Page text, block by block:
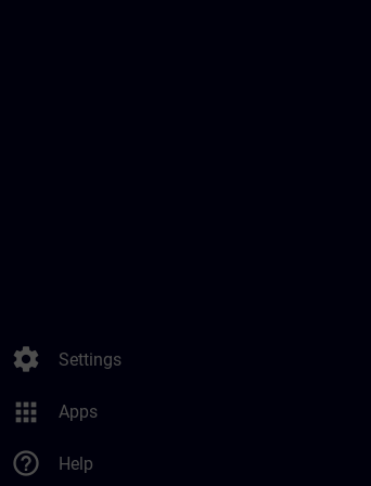
settings Settings
apps Apps
help_outline Help